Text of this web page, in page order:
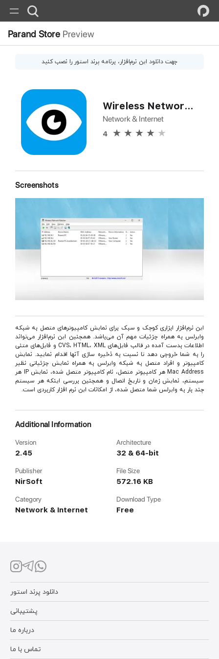
Parand Store Preview
جهت دانلود این نرم‌افزار، برنامه پرند استور را نصب کنید
Wireless Network Watcher
Network & Internet
4
Screenshots
این نرم‌افزار ابزاری کوچک و سبک برای نمایش کامپیوترهای متصل به شبکه
وایرلس به همراه جزئیات مهم آن می‌باشد. همچنین این نرم‌افزار می‌تواند
اطلاعات بدست آمده در قالب فایل‌های CVS، HTML، XML و فایل‌های متنی
را به شما خروجی دهد تا نسبت به ذخیره سازی آنها اقدام نمایید. نمایش
کامپیوتر و افراد متصل به شبکه وایرلس به همراه نمایش جزئیاتی نظیر
Mac Address هر کامپیوتر متصل، نام کامپیوتر متصل شده، نمایش IP هر
سیستم، نمایش زمان و تاریخ اتصال و همچنین بررسی اینکه هر سیستم
چند بار به وایرلس شما متصل شده، از امکانات این نرم افزار کاربردی است.
Additional Information
Version
2.45
Architecture
32 & 64-bit
Publisher
NirSoft
File Size
572.16 KB
Category
Network & Internet
Download Type
Free
تماس با ما
درباره ما
پشتیبانی
دانلود پرند استور